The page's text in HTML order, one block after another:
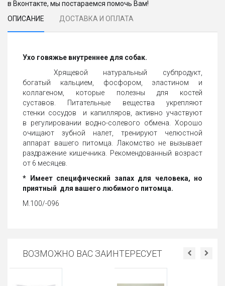
в Вконтакте, мы постараемся помочь Вам!
ОПИСАНИЕ
ДОСТАВКА И ОПЛАТА
Ухо говяжье внутреннее для собак.
Хрящевой натуральный субпродукт,
богатый кальцием, фосфором, эластином и
коллагеном, которые полезны для костей
суставов. Питательные вещества укрепляют
стенки сосудов и капилляров, активно участвуют
в регулировании водно-солевого обмена. Хорошо
очищают зубной налет, тренируют челюстной
аппарат вашего питомца. Лакомство не вызывает
раздражение кишечника. Рекомендованный возраст
от 6 месяцев.
* Имеет специфический запах для человека, но
приятный для вашего любимого питомца.
М.100/-096
ВОЗМОЖНО ВАС ЗАИНТЕРЕСУЕТ